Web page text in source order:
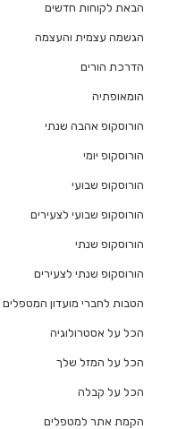
הבאת לקוחות חדשים
הגשמה עצמית והעצמה
הדרכת הורים
הומאופתיה
הורוסקופ אהבה שנתי
הורוסקופ יומי
הורוסקופ שבועי
הורוסקופ שבועי לצעירים
הורוסקופ שנתי
הורוסקופ שנתי לצעירים
הטבות לחברי מועדון
הכל על אסטרולוגיה
הכל על המזל שלך
הכל על קבלה
הקמת אתר למטפלים